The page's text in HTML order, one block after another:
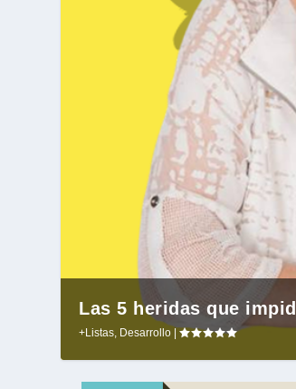
Las 5 heridas que
+Listas, Desarrollo |